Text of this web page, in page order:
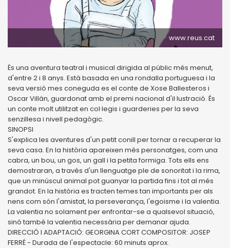
www.reus.cat
És una aventura teatral i musical dirigida al públic més menut,
d'entre 2 i 8 anys. Està basada en una rondalla portuguesa i la
seva versió mes coneguda es el conte de Xose Ballesteros i
Oscar Villán, guardonat amb el premi nacional d'il·lustració. És
un conte molt utilitzat en col·legis i guarderies per la seva
senzillesa i nivell pedagògic.
SINOPSI
S'explica les aventures d'un petit conill per tornar a recuperar la
seva casa. En la història apareixen més personatges, com una
cabra, un bou, un gos, un gall i la petita formiga. Tots ells ens
demostraran, a través d'un llenguatge ple de sonoritat i la rima,
que un minúscul animal pot guanyar la partida fins i tot al més
grandot. En la història es tracten temes tan importants per als
nens com són l'amistat, la perseverança, l'egoisme i la valentia.
La valentia no solament per enfrontar-se a qualsevol situació,
sinó també la valentia necessària per demanar ajuda.
DIRECCIÓ I ADAPTACIÓ: GEORGINA CORT COMPOSITOR: JOSEP
FERRÉ - Durada de l'espectacle: 60 minuts aprox.